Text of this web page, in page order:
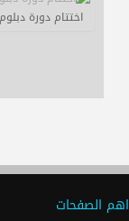
اختتام دورة
اهم الصفحات